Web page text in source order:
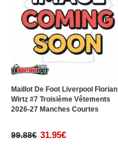
Maillot De Foot Liverpool Florian
Wirtz #7 Troisième Vêtements
2026-27 Manches Courtes
99.88€ 31.95€